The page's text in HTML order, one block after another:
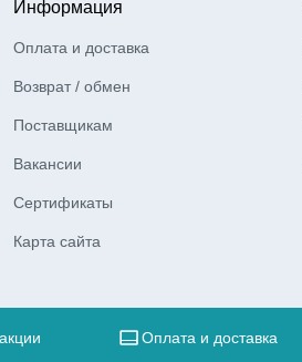
Информация
Оплата и доставка
Возврат / обмен
Поставщикам
Вакансии
Сертификаты
Карта сайта
Оплата и доставка